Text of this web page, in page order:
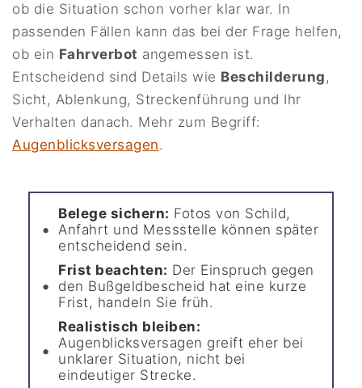
ob die Situation schon vorher klar war. In
passenden Fällen kann das bei der Frage helfen,
ob ein Fahrverbot angemessen ist.
Entscheidend sind Details wie Beschilderung,
Sicht, Ablenkung, Streckenführung und Ihr
Verhalten danach. Mehr zum Begriff:
Augenblicksversagen.
Belege sichern: Fotos von Schild,
Anfahrt und Messstelle können später
entscheidend sein.
Frist beachten: Der Einspruch gegen
den Bußgeldbescheid hat eine kurze
Frist, handeln Sie früh.
Realistisch bleiben:
Augenblicksversagen greift eher bei
unklarer Situation, nicht bei
eindeutiger Strecke.